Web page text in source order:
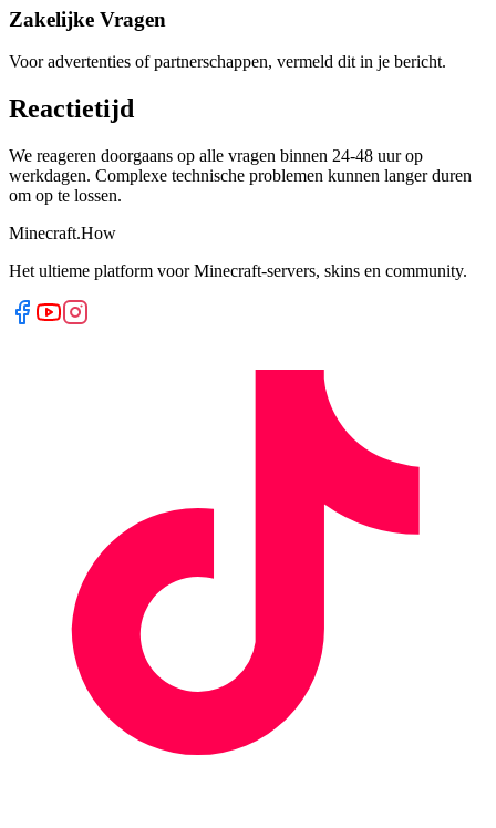
Zakelijke Vragen
Voor advertenties of partnerschappen, vermeld dit in je bericht.
Reactietijd
We reageren doorgaans op alle vragen binnen 24-48 uur op
werkdagen. Complexe technische problemen kunnen langer duren
om op te lossen.
Minecraft.How
Het ultieme platform voor Minecraft-servers, skins en community.